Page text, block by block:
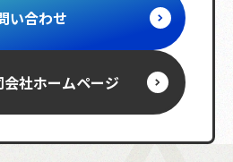
優待
日経平均株価
先物取引
S&P
品 市場指数
金
い合わせ
社ホームページ